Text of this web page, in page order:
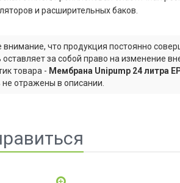
и расширительных баков.
что продукция постоянно
оставляет за собой право на изменение
товара - Мембрана Unipump 24 литра
отражены в описании.